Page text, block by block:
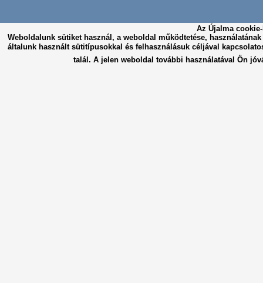
Weboldalunk sütiket használ, a weboldal működtetése,
általunk használt sütitípusokkal és felhasználásuk céljával
talál. A jelen weboldal további használatával Ön
Az Újalma